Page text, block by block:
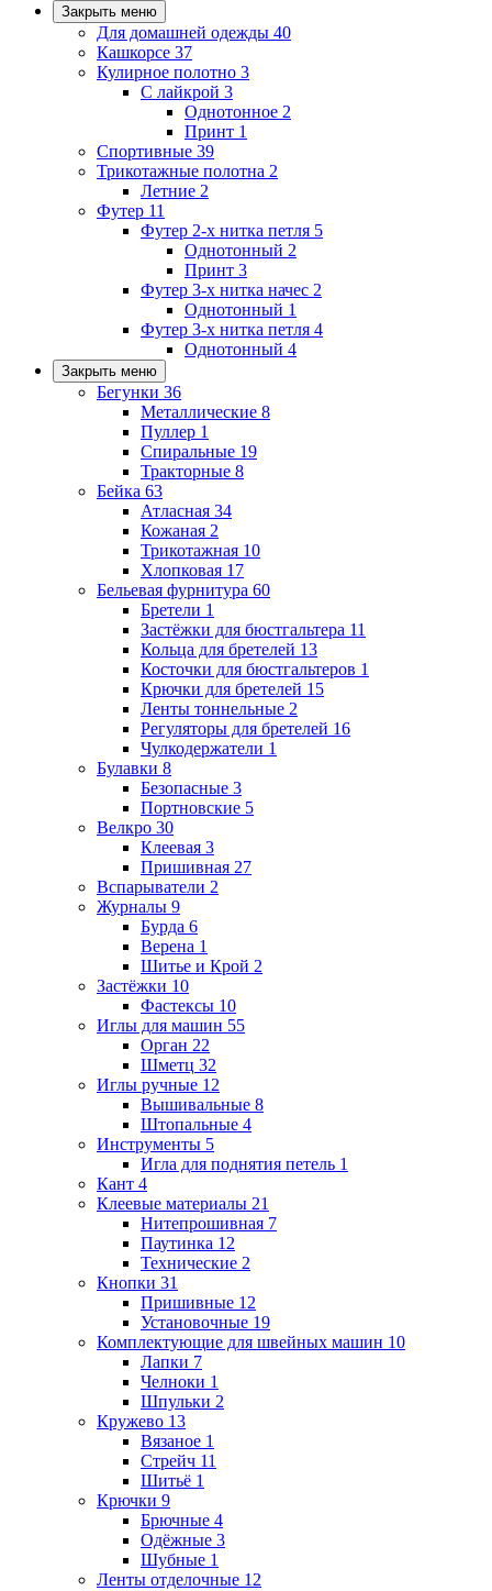
Закрыть меню
Для домашней одежды 40
Кашкорсе 37
Кулирное полотно 3
С лайкрой 3
Однотонное 2
Принт 1
Спортивные 39
Трикотажные полотна 2
Летние 2
Футер 11
Футер 2-х нитка петля 5
Однотонный 2
Принт 3
Футер 3-х нитка начес 2
Однотонный 1
Футер 3-х нитка петля 4
Однотонный 4
Закрыть меню
Бегунки 36
Металлические 8
Пуллер 1
Спиральные 19
Тракторные 8
Бейка 63
Атласная 34
Кожаная 2
Трикотажная 10
Хлопковая 17
Бельевая фурнитура 60
Бретели 1
Застёжки для бюстгальтера 11
Кольца для бретелей 13
Косточки для бюстгальтеров 1
Крючки для бретелей 15
Ленты тоннельные 2
Регуляторы для бретелей 16
Чулкодержатели 1
Булавки 8
Безопасные 3
Портновские 5
Велкро 30
Клеевая 3
Пришивная 27
Вспарыватели 2
Журналы 9
Бурда 6
Верена 1
Шитье и Крой 2
Застёжки 10
Фастексы 10
Иглы для машин 55
Орган 22
Шметц 32
Иглы ручные 12
Вышивальные 8
Штопальные 4
Инструменты 5
Игла для поднятия петель 1
Кант 4
Клеевые материалы 21
Нитепрошивная 7
Паутинка 12
Технические 2
Кнопки 31
Пришивные 12
Установочные 19
Комплектующие для швейных машин 10
Лапки 7
Челноки 1
Шпульки 2
Кружево 13
Вязаное 1
Стрейч 11
Шитьё 1
Крючки 9
Брючные 4
Одёжные 3
Шубные 1
Ленты отделочные 12